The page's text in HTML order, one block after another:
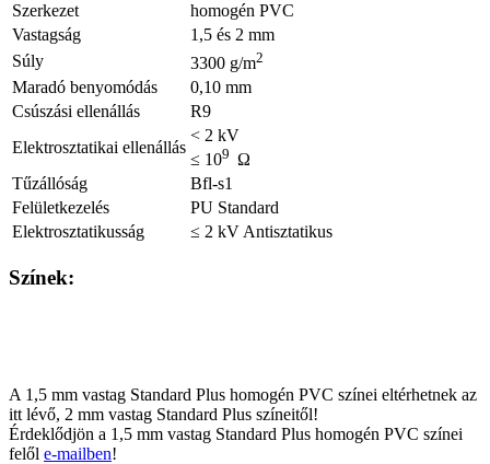
Szerkezet
homogén PVC
Vastagság
1,5 és 2 mm
Súly
3300 g/m2
Maradó benyomódás
0,10 mm
Csúszási ellenállás
R9
Elektrosztatikai ellenállás
< 2 kV
≤ 109 Ω
Tűzállóság
Bfl-s1
Felületkezelés
PU Standard
Elektrosztatikusság
≤ 2 kV Antisztatikus
Színek:
A 1,5 mm vastag Standard Plus homogén PVC színei eltérhetnek az
itt lévő, 2 mm vastag Standard Plus színeitől!
Érdeklődjön a 1,5 mm vastag Standard Plus homogén PVC színei
felől e-mailben!